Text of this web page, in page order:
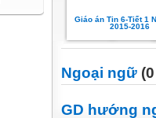
Giáo án Tin 6-Tiết 1
2015-2016
Ngoại ngữ
GD hướng